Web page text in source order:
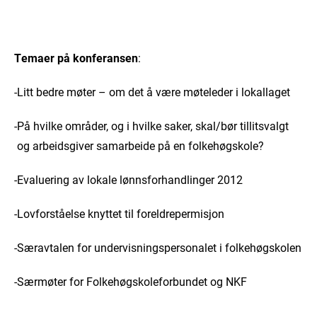
Temaer på konferansen:
-Litt bedre møter – om det å være møteleder i lokallaget
-På hvilke områder, og i hvilke saker, skal/bør tillitsvalgt
og arbeidsgiver samarbeide på en folkehøgskole?
-Evaluering av lokale lønnsforhandlinger 2012
-Lovforståelse knyttet til foreldrepermisjon
-Særavtalen for undervisningspersonalet i folkehøgskolen
-Særmøter for Folkehøgskoleforbundet og NKF